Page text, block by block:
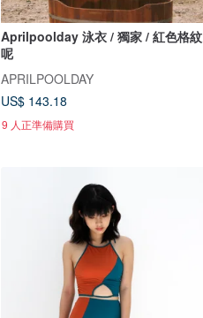
Aprilpoolday 泳衣 / 獨家 / 紅色格紋
呢
APRILPOOLDAY
US$ 143.18
9 人正準備購買